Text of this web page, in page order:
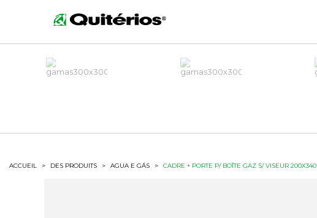
ACCUEIL > DES PRODUITS > AGUA E GÁS > CADRE + PORTE P/ BOÎTE GAZ S/ VISEUR 200X340